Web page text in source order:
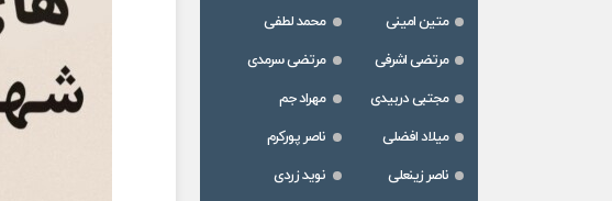
متین امینی
محمد لطفی
مرتضی اشرفی
مرتضی سرمدی
مجتبی دربیدی
مهراد جم
میلاد افضلی
ناصر پورکرم
ناصر زینعلی
نوید زردی